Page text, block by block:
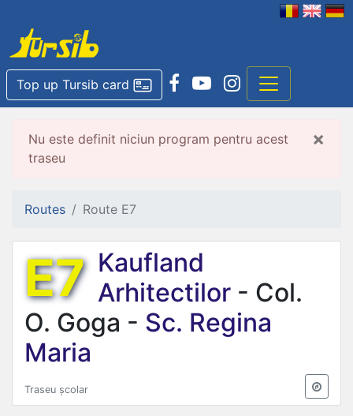
Top up Tursib card
×
Nu este definit niciun program pentru acest
traseu
Routes Route E7
E7 Kaufland
Arhitectilor - Col.
O. Goga - Sc. Regina
Maria
Traseu școlar